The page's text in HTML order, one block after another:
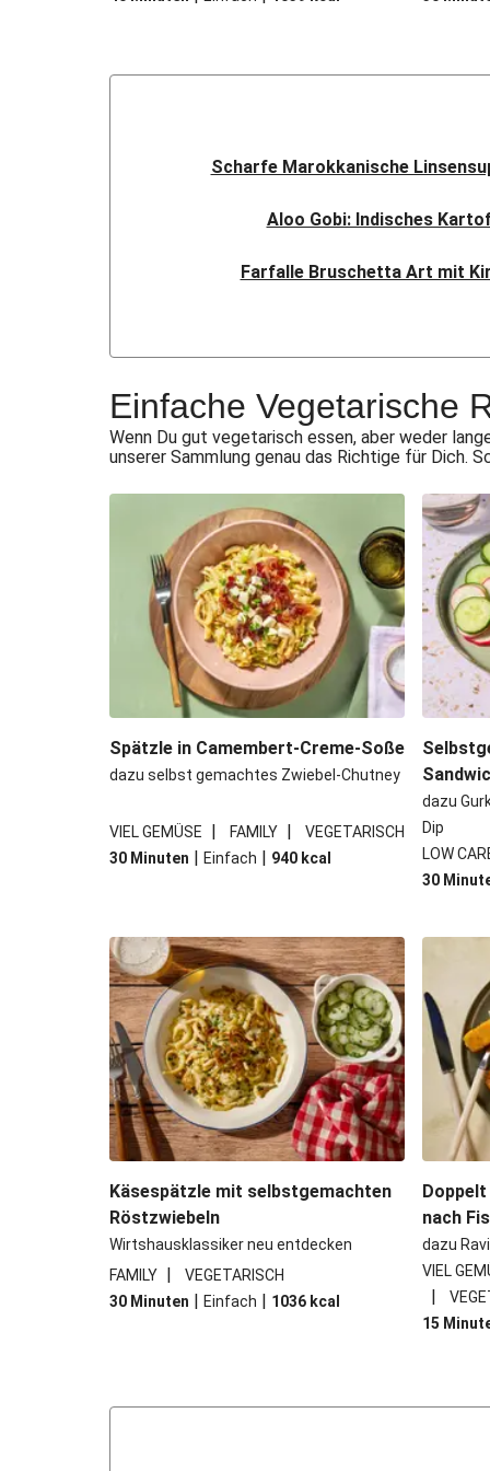
Scharfe Marokkanische
Aloo Gobi: Indisches
Farfalle Bruschetta Art mit
Flauipauis Zucchini-Puffer
Bowl & doppelt veganen Sweet-
Buttrige Filetstücke mit
Perlencouscous-Minestrone
Japanische Aubergine mit
Einfache Vegetarische
Wenn Du gut vegetarisch essen, aber weder
unserer Sammlung genau das Richtige für Dich.
Spätzle in Camembert-Creme-Soße
dazu selbst gemachtes Zwiebel-Chutney
VIEL GEMÜSE | FAMILY |
VEGETARISCH
30 Minuten | Einfach | 940 kcal
dazu
Dip
LOW
30
Käsespätzle mit selbstgemachten
Röstzwiebeln
Wirtshausklassiker neu entdecken
FAMILY |
VEGETARISCH
30 Minuten | Einfach | 1036 kcal
nach
dazu
VIEL
|
15